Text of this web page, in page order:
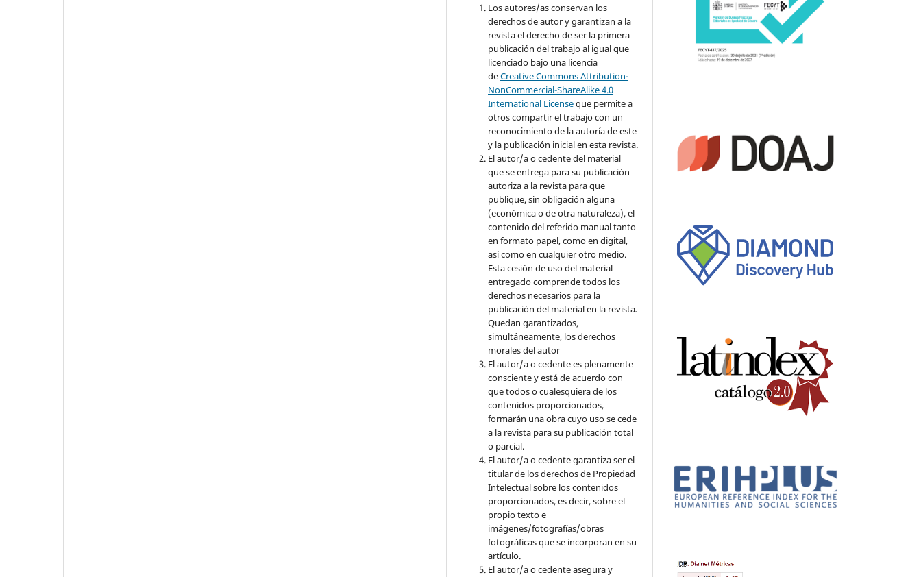
Los autores/as conservan los
derechos de autor y garantizan a la
revista el derecho de ser la primera
publicación del trabajo al igual que
licenciado bajo una licencia
deCreative Commons Attribution-
NonCommercial-ShareAlike 4.0
International Licenseque permite a
otros compartir el trabajo con un
reconocimiento de la autoría de este
y la publicación inicial en esta revista.
El autor/a o cedente del material
que se entrega para su publicación
autoriza a la revista para que
publique, sin obligación alguna
(económica o de otra naturaleza), el
contenido del referido manual tanto
en formato papel, como en digital,
así como en cualquier otro medio.
Esta cesión de uso del material
entregado comprende todos los
derechos necesarios para la
publicación del material en la revista.
Quedan garantizados,
simultáneamente, los derechos
morales del autor
El autor/a o cedente es plenamente
consciente y está de acuerdo con
que todos o cualesquiera de los
contenidos proporcionados,
formarán una obra cuyo uso se cede
a la revista para su publicación total
o parcial.
El autor/a o cedente garantiza ser el
titular de los derechos de Propiedad
Intelectual sobre los contenidos
proporcionados, es decir, sobre el
propio texto e
imágenes/fotografías/obras
fotográficas que se incorporan en su
artículo.
El autor/a o cedente asegura y